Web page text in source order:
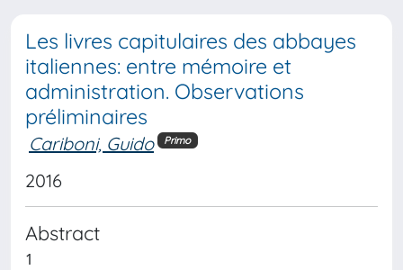
Les livres capitulaires des abbayes
italiennes: entre mémoire et
administration. Observations
préliminaires
Cariboni, Guido Primo
2016
Abstract
1